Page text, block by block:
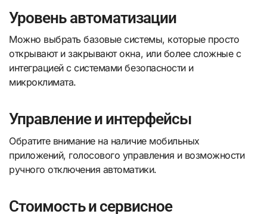
Уровень автоматизации
Можно выбрать базовые системы, которые просто
открывают и закрывают окна, или более сложные с
интеграцией с системами безопасности и
микроклимата.
Управление и интерфейсы
Обратите внимание на наличие мобильных
приложений, голосового управления и возможности
ручного отключения автоматики.
Стоимость и сервисное